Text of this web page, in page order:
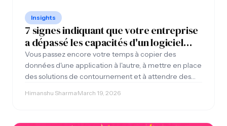
Insights
7 signes indiquant que votre entreprise
a dépassé les capacités d'un logiciel
standard
Vous passez encore votre temps à copier des
données d'une application à l'autre, à mettre en place
des solutions de contournement et à attendre des
signes qui indiquent que votre entreprise a dépassé
Himanshu Sharma·March 19, 2026